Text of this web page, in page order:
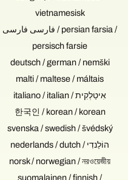
vietnamesisk
فارسی فارسی / persian farsia /
persisch farsie
deutsch / german / nemški
malti / maltese / máltais
italiano / italian / אִיטַלְקִית
한국인 / korean / korean
svenska / swedish / švédský
nederlands / dutch / הוֹלַנדִי
norsk / norwegian / নরওয়েজীয়
suomalainen / finnish /